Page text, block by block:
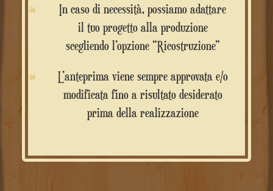
In caso di necessità, possiamo adattare
il tuo progetto alla produzione
scegliendo l’opzione “Ricostruzione”
L’anteprima viene sempre approvata e/o
modificata fino a risultato desiderato
prima della realizzazione